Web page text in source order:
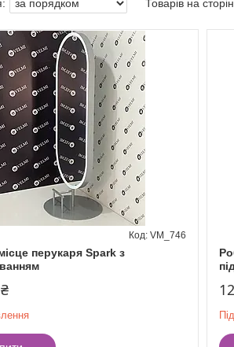
перукаря Spark з
VM_746